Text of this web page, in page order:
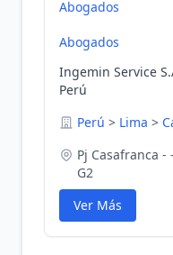
Abogados
Abogados
Ingemin Service
Perú
Perú > Lima >
Pj Casafranca -
G2
Ver Más